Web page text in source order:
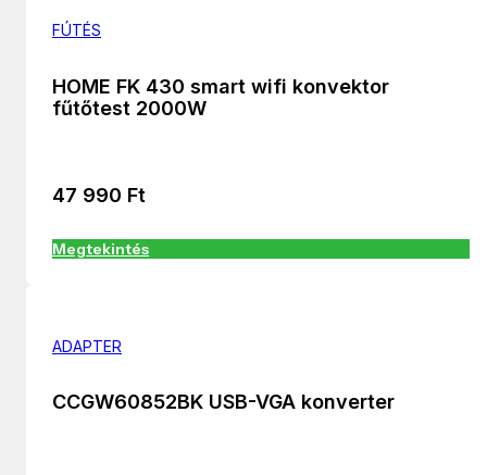
FÚTÉS
HOME FK 430 smart wifi konvektor
fűtőtest 2000W
47 990 Ft
Megtekintés
ADAPTER
CCGW60852BK USB-VGA konverter